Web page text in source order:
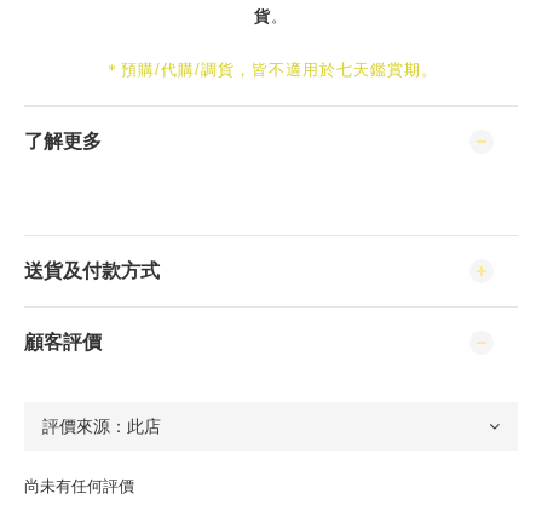
貨。
＊預購/代購/調貨，皆不適用於七天鑑賞期。
了解更多
送貨及付款方式
顧客評價
尚未有任何評價